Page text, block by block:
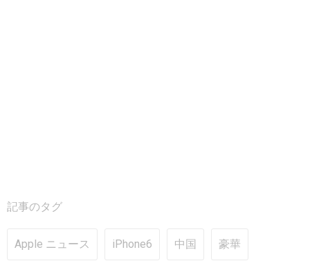
記事のタグ
Apple ニュース iPhone6 中国 豪華